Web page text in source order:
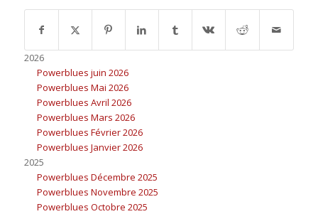
2026
Powerblues juin 2026
Powerblues Mai 2026
Powerblues Avril 2026
Powerblues Mars 2026
Powerblues Février 2026
Powerblues Janvier 2026
2025
Powerblues Décembre 2025
Powerblues Novembre 2025
Powerblues Octobre 2025